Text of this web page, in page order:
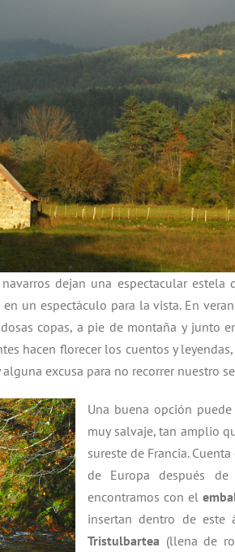
dejan una espectacular estela
un espectáculo para la vista. En
copas, a pie de montaña y junto
hacen florecer los cuentos y
alguna excusa para no recorrer nuestro
Una buena opción
muy salvaje, tan amplio
sureste de Francia.
de Europa después
encontramos con el
insertan dentro de este
Tristulbartea (llena de